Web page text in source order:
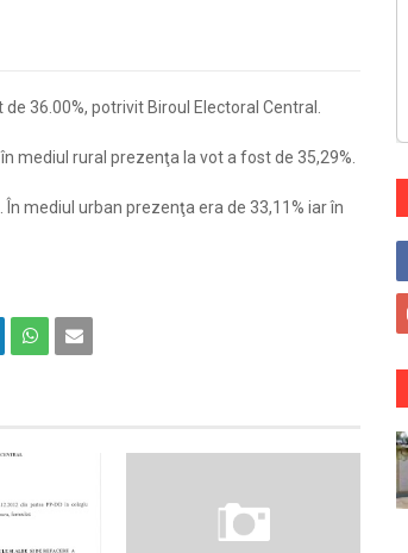
36.00%, potrivit Biroul Electoral Central.
mediul rural prezenţa la vot a fost de 35,29%.
mediul urban prezenţa era de 33,11% iar în